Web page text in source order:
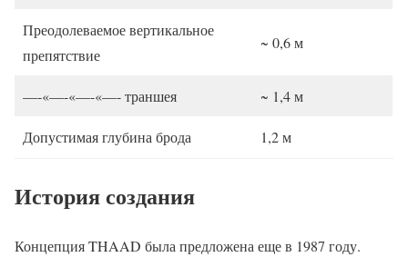
Преодолеваемое вертикальное
препятствие
~ 0,6 м
—-«—-«—-«—- траншея ~ 1,4 м
Допустимая глубина брода 1,2 м
История создания
Концепция THAAD была предложена еще в 1987 году.